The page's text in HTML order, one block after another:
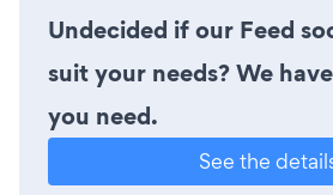
Undecided if our Feed
suit your needs? We
you need.
See the